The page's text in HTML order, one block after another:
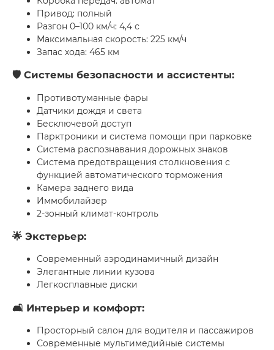
Привод: полный
Разгон 0–100 км/ч: 4,4 с
Максимальная скорость: 225 км/ч
Запас хода: 465 км
🛡 Системы безопасности и ассистенты:
Противотуманные фары
Датчики дождя и света
Бесключевой доступ
Парктроники и система помощи при парковке
Система распознавания дорожных знаков
Система предотвращения столкновения с
функцией автоматического торможения
Камера заднего вида
Иммобилайзер
2-зонный климат-контроль
🌟 Экстерьер:
Современный аэродинамичный дизайн
Элегантные линии кузова
Легкосплавные диски
🛋 Интерьер и комфорт:
Просторный салон для водителя и пассажиров
Современные мультимедийные системы